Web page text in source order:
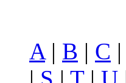
A| B | C |